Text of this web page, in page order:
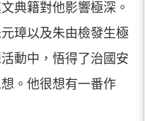
典籍對他影響極深。
璋以及朱由檢發生極
動中，悟得了治國安
。他很想有一番作